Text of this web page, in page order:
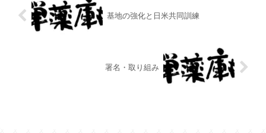
基地の強化と日米共同訓練
署名・取り組み